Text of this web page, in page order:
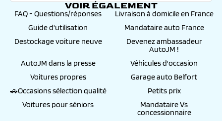
VOIR ÉGALEMENT
FAQ - Questions/réponses
Livraison à domicile en France
Guide d'utilisation
Mandataire auto France
Destockage voiture neuve
Devenez ambassadeur
AutoJM !
AutoJM dans la presse
Véhicules d'occasion
Voitures propres
Garage auto Belfort
🚗Occasions sélection qualité
Petits prix
Voitures pour séniors
Mandataire Vs
concessionnaire